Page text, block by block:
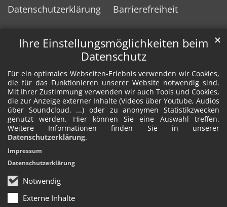
Ihre Einstellungsmöglichkeiten beim
Datenschutz
Für ein optimales Webseiten-Erlebnis verwenden wir Cookies,
die für das Funktionieren unserer Website notwendig sind.
Mit Ihrer Zustimmung verwenden wir auch Tools und Cookies,
die zur Anzeige externer Inhalte (Videos über Youtube, Audios
über Soundcloud, ...) oder zu anonymen Statistikzwecken
genutzt werden. Hier können Sie eine Auswahl treffen.
Weitere Informationen finden Sie in unserer
Datenschutzerklärung.
Notwendig
Externe Inhalte
✕
Impressum
Datenschutzerklärung
Datenschutzerklärung
Barrierefreiheit